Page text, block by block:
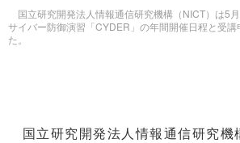
国立研究開発法人情報通信研究機構（NICT）は5
サイバー防御演習「CYDER」の年間開催日程と受
た。
国立研究開発法人情報通信研究機